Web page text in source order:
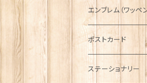
国旗＆紋章
音楽＆楽器
AIRFORCE
ARMY
エンブレム（ワッペン
ポストカード
ステーショナリー